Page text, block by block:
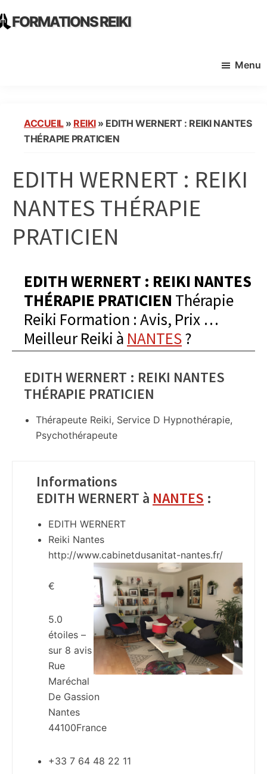
to
to FORMATIONS REIKI
France
Menu
ACCUEIL» REIKI» EDITH WERNERT : REIKI NANTES
THÉRAPIE PRATICIEN
EDITH WERNERT : REIKI
NANTES THÉRAPIE
PRATICIEN
EDITH WERNERT : REIKI NANTES
THÉRAPIE PRATICIEN Thérapie
Reiki Formation : Avis, Prix …
Meilleur Reiki à NANTES?
EDITH WERNERT : REIKI NANTES
THÉRAPIE PRATICIEN
Thérapeute Reiki, Service D Hypnothérapie,
Psychothérapeute
Informations
EDITH WERNERT à NANTES :
EDITH WERNERT
Reiki Nantes
http://www.cabinetdusanitat-nantes.fr/
€
5.0
étoiles –
sur 8 avis
Rue
Maréchal
De Gassion
Nantes
44100France
+33 7 64 48 22 11